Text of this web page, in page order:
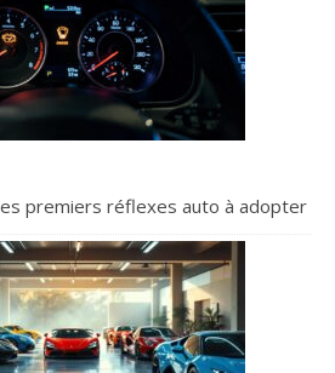
premiers réflexes auto à adopter